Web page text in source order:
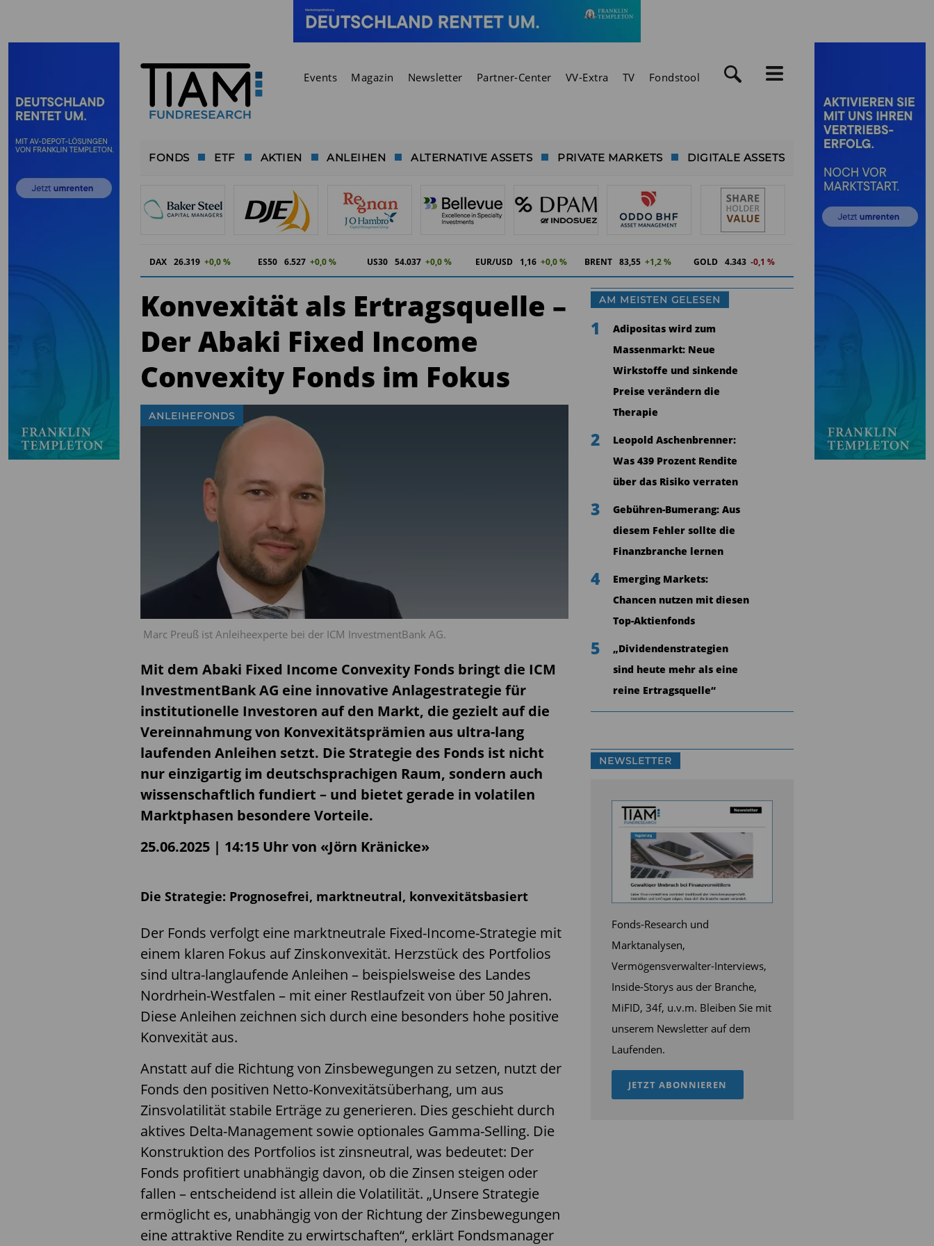
Events Magazin Newsletter Partner-Center VV-Extra TV Fondstool
FONDS ETF AKTIEN ANLEIHEN ALTERNATIVE ASSETS PRIVATE MARKETS DIGITALE ASSETS
DAX 26.319 +0,0 % ES50 6.527 +0,0 % US30 54.037 +0,0 % EUR/USD 1,16 +0,0 % BRENT 83,55 +1,2 % GOLD 4.343 -0,1 %
Konvexität als Ertragsquelle –
Der Abaki Fixed Income
Convexity Fonds im Fokus
Marc Preuß ist Anleiheexperte bei der ICM InvestmentBank AG.
ANLEIHEFONDS
Mit dem Abaki Fixed Income Convexity Fonds bringt die ICM
InvestmentBank AG eine innovative Anlagestrategie für
institutionelle Investoren auf den Markt, die gezielt auf die
Vereinnahmung von Konvexitätsprämien aus ultra-lang
laufenden Anleihen setzt. Die Strategie des Fonds ist nicht
nur einzigartig im deutschsprachigen Raum, sondern auch
wissenschaftlich fundiert – und bietet gerade in volatilen
Marktphasen besondere Vorteile.
25.06.2025 | 14:15 Uhr von «Jörn Kränicke»
Die Strategie: Prognosefrei, marktneutral, konvexitätsbasiert
Der Fonds verfolgt eine marktneutrale Fixed-Income-Strategie mit
einem klaren Fokus auf Zinskonvexität. Herzstück des Portfolios
sind ultra-langlaufende Anleihen – beispielsweise des Landes
Nordrhein-Westfalen – mit einer Restlaufzeit von über 50 Jahren.
Diese Anleihen zeichnen sich durch eine besonders hohe positive
Konvexität aus.
Anstatt auf die Richtung von Zinsbewegungen zu setzen, nutzt der
Fonds den positiven Netto-Konvexitätsüberhang, um aus
Zinsvolatilität stabile Erträge zu generieren. Dies geschieht durch
aktives Delta-Management sowie optionales Gamma-Selling. Die
Konstruktion des Portfolios ist zinsneutral, was bedeutet: Der
Fonds profitiert unabhängig davon, ob die Zinsen steigen oder
fallen – entscheidend ist allein die Volatilität. „Unsere Strategie
ermöglicht es, unabhängig von der Richtung der Zinsbewegungen
eine attraktive Rendite zu erwirtschaften“, erklärt Fondsmanager
AM MEISTEN GELESEN
1
Adipositas wird zum
Massenmarkt: Neue
Wirkstoffe und sinkende
Preise verändern die
Therapie
2
Leopold Aschenbrenner:
Was 439 Prozent Rendite
über das Risiko verraten
3
Gebühren-Bumerang: Aus
diesem Fehler sollte die
Finanzbranche lernen
4
Emerging Markets:
Chancen nutzen mit diesen
Top-Aktienfonds
5
„Dividendenstrategien
sind heute mehr als eine
reine Ertragsquelle“
NEWSLETTER
Fonds-Research und
Marktanalysen,
Vermögensverwalter-Interviews,
Inside-Storys aus der Branche,
MiFID, 34f, u.v.m. Bleiben Sie mit
unserem Newsletter auf dem
Laufenden.
JETZT ABONNIEREN